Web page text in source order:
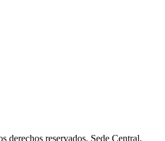
derechos reservados. Sede Central,